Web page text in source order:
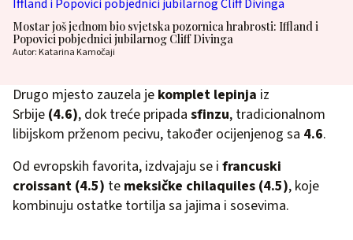
Mostar još jednom bio svjetska pozornica hrabrosti: Iffland i
Popovici pobjednici jubilarnog Cliff Divinga
Autor: Katarina Kamočaji
Drugo mjesto zauzela je komplet lepinja iz
Srbije (4.6), dok treće pripada sfinzu, tradicionalnom
libijskom prženom pecivu, također ocijenjenog sa 4.6.
Od evropskih favorita, izdvajaju se i francuski
croissant (4.5) te meksičke chilaquiles (4.5), koje
kombinuju ostatke tortilja sa jajima i sosevima.